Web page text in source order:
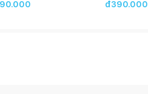
đ390.000